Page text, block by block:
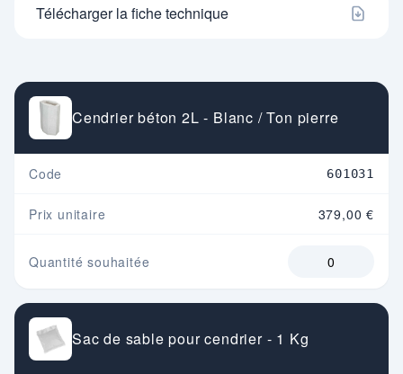
Télécharger la fiche technique
Cendrier béton 2L - Blanc / Ton pierre
Code 601031
Prix unitaire 379,00 €
Quantité souhaitée
Sac de sable pour cendrier - 1 Kg